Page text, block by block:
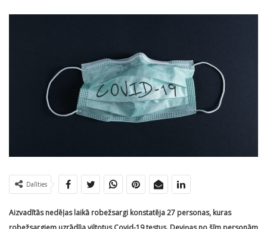
Dalīties
Aizvadītās nedēļas laikā robežsargi konstatēja 27 personas, kuras